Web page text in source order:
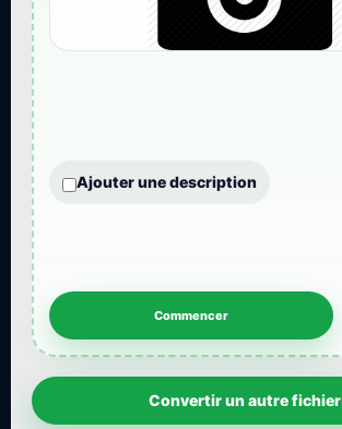
Ajouter une description
Convertir un autre fichier